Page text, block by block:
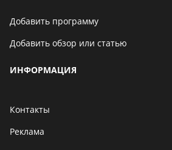
Добавить программу
Добавить обзор или статью
ИНФОРМАЦИЯ
Контакты
Реклама